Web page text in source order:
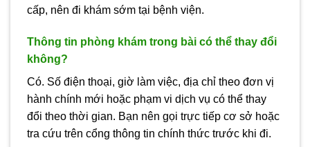
cấp, nên đi khám sớm tại bệnh viện.
Thông tin phòng khám trong bài có thể thay đổi
không?
Có. Số điện thoại, giờ làm việc, địa chỉ theo đơn vị
hành chính mới hoặc phạm vi dịch vụ có thể thay
đổi theo thời gian. Bạn nên gọi trực tiếp cơ sở hoặc
tra cứu trên cổng thông tin chính thức trước khi đi.